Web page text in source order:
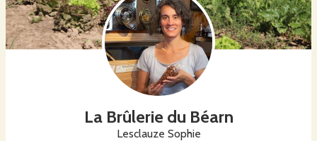
La Brûlerie du Béarn
Lesclauze Sophie